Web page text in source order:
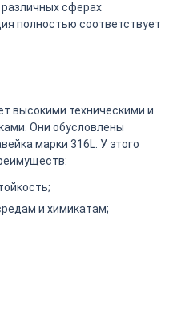
сферах
полностью соответствует
высокими техническими и
Они обусловлены
марки 316L. У этого
и химикатам;